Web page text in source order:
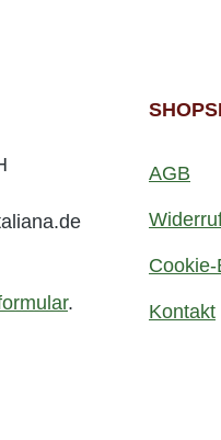
.
AGB
Kontakt